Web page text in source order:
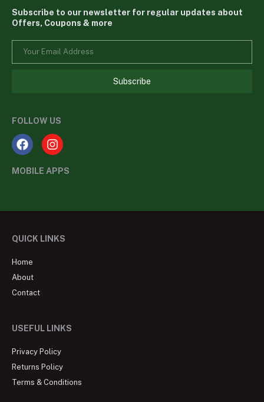
Subscribe to our newsletter for regular updates about
Offers, Coupons & more
Subscribe
FOLLOW US
MOBILE APPS
QUICK LINKS
Home
About
Contact
USEFUL LINKS
Privacy Policy
Returns Policy
Terms & Conditions